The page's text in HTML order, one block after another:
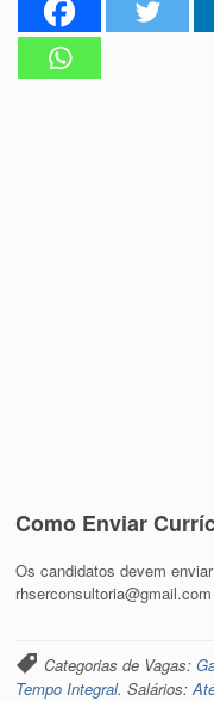
Como Enviar
Os candidatos devem
rhserconsultoria@gmail.com
Categorias de Vagas:
Tempo Integral. Salários: